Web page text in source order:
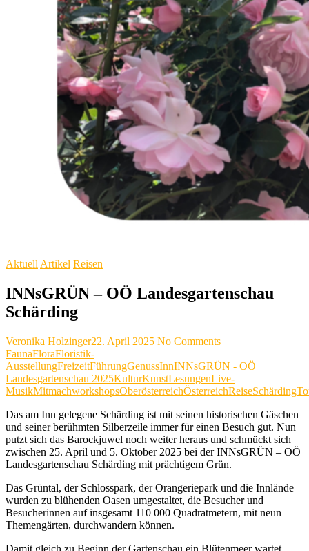
AktuellArtikel Reisen
INNsGRÜN – OÖ Landesgartenschau
Schärding
Veronika Holzinger22. April 2025 No Comments
FaunaFloraFloristik-
AusstellungFreizeitFührungGenussInnINNsGRÜN - OÖ
Landesgartenschau 2025KulturKunstLesungenLive-
MusikMitmachworkshopsOberösterreichÖsterreichReiseSchärding
Das am Inn gelegene Schärding ist mit seinen historischen Gäschen
und seiner berühmten Silberzeile immer für einen Besuch gut. Nun
putzt sich das Barockjuwel noch weiter heraus und schmückt sich
zwischen 25. April und 5. Oktober 2025 bei der INNsGRÜN – OÖ
Landesgartenschau Schärding mit prächtigem Grün.
Das Grüntal, der Schlosspark, der Orangeriepark und die Innlände
wurden zu blühenden Oasen umgestaltet, die Besucher und
Besucherinnen auf insgesamt 110 000 Quadratmetern, mit neun
Themengärten, durchwandern können.